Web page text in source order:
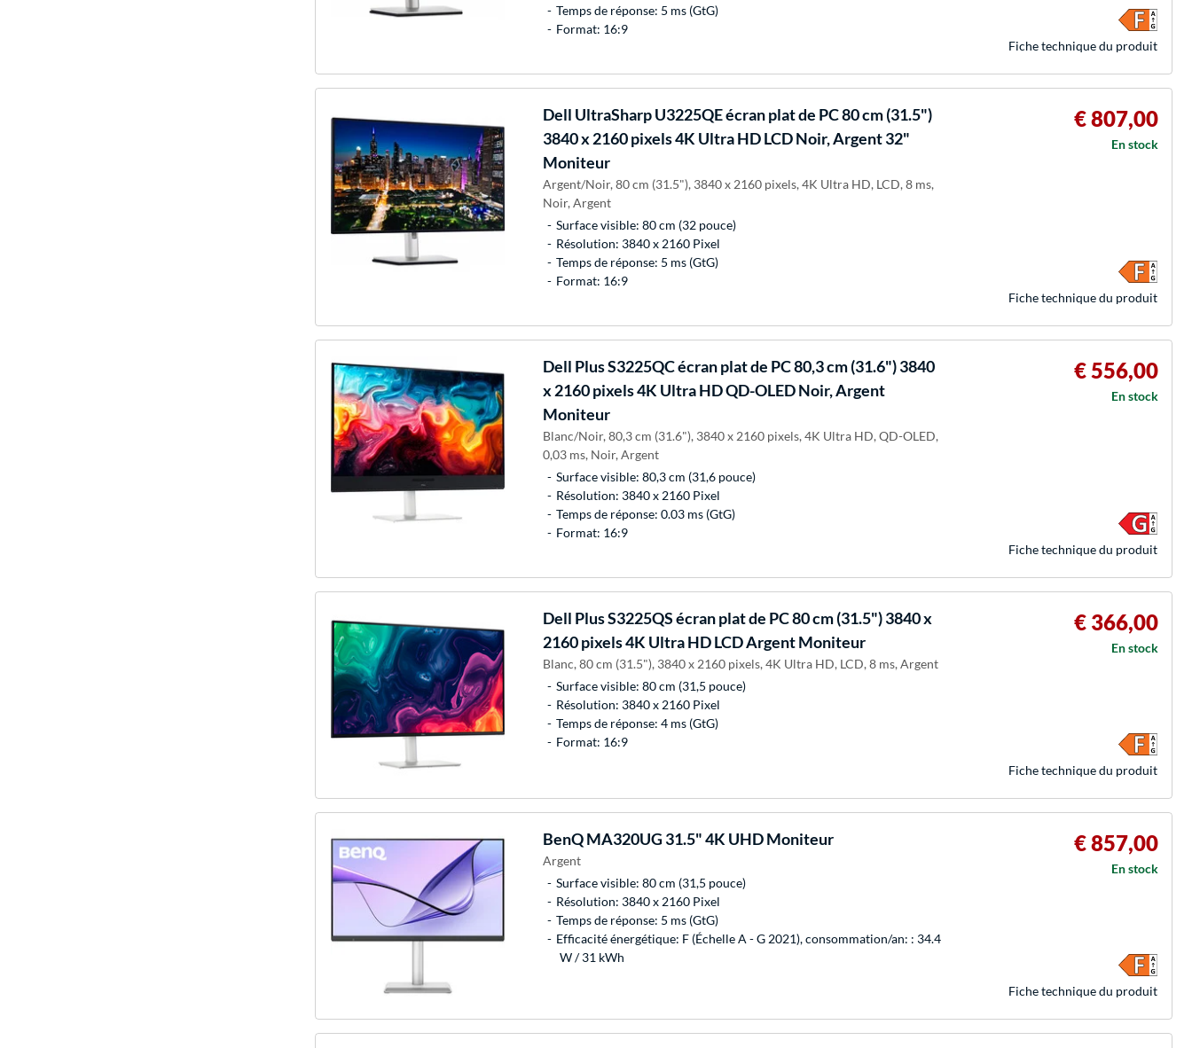
Temps de réponse: 5 ms (GtG)
Format: 16:9
Fiche technique du produit
Dell UltraSharp U3225QE écran plat de PC 80 cm (31.5")
3840 x 2160 pixels 4K Ultra HD LCD Noir, Argent 32"
Moniteur
Argent/Noir, 80 cm (31.5"), 3840 x 2160 pixels, 4K Ultra HD, LCD, 8 ms,
Noir, Argent
Surface visible: 80 cm (32 pouce)
Résolution: 3840 x 2160 Pixel
Temps de réponse: 5 ms (GtG)
Format: 16:9
€ 807,00
En stock
Fiche technique du produit
Dell Plus S3225QC écran plat de PC 80,3 cm (31.6") 3840
x 2160 pixels 4K Ultra HD QD-OLED Noir, Argent
Moniteur
Blanc/Noir, 80,3 cm (31.6"), 3840 x 2160 pixels, 4K Ultra HD, QD-OLED,
0,03 ms, Noir, Argent
Surface visible: 80,3 cm (31,6 pouce)
Résolution: 3840 x 2160 Pixel
Temps de réponse: 0.03 ms (GtG)
Format: 16:9
€ 556,00
En stock
Fiche technique du produit
Dell Plus S3225QS écran plat de PC 80 cm (31.5") 3840 x
2160 pixels 4K Ultra HD LCD Argent Moniteur
Blanc, 80 cm (31.5"), 3840 x 2160 pixels, 4K Ultra HD, LCD, 8 ms, Argent
Surface visible: 80 cm (31,5 pouce)
Résolution: 3840 x 2160 Pixel
Temps de réponse: 4 ms (GtG)
Format: 16:9
€ 366,00
En stock
Fiche technique du produit
BenQMA320UG 31.5" 4K UHD Moniteur
Argent
Surface visible: 80 cm (31,5 pouce)
Résolution: 3840 x 2160 Pixel
Temps de réponse: 5 ms (GtG)
Efficacité énergétique: F (Échelle A - G 2021), consommation/an: : 34.4
W / 31 kWh
€ 857,00
En stock
Fiche technique du produit